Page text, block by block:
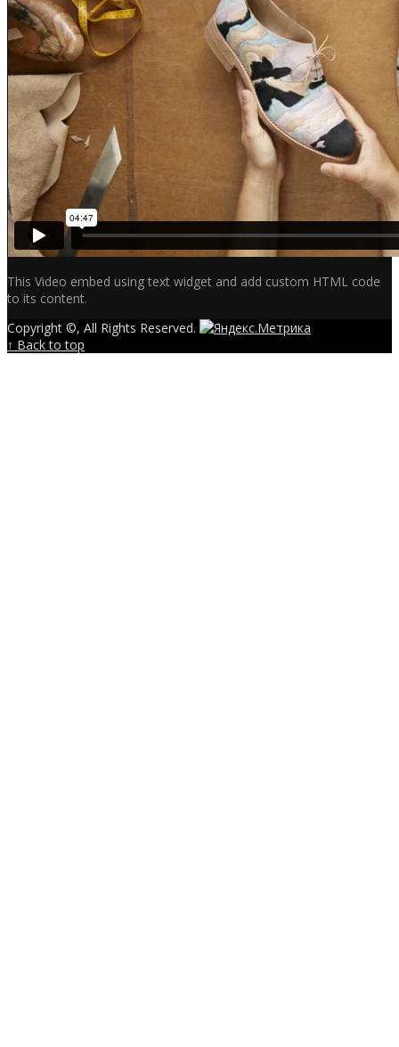
This Video embed using text widget and add custom HTML code
to its content.
Copyright ©, All Rights Reserved.
↑ Back to top